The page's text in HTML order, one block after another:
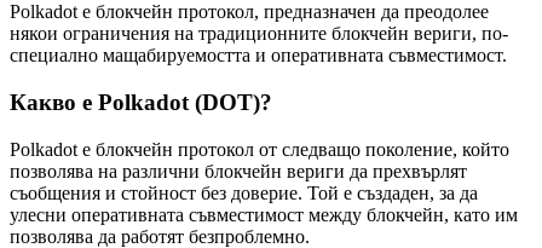
Polkadot е блокчейн протокол, предназначен да преодолее
някои ограничения на традиционните блокчейн вериги, по-
специално мащабируемостта и оперативната съвместимост.
Какво е Polkadot (DOT)?
Polkadot е блокчейн протокол от следващо поколение, който
позволява на различни блокчейн вериги да прехвърлят
съобщения и стойност без доверие. Той е създаден, за да
улесни оперативната съвместимост между блокчейн, като им
позволява да работят безпроблемно.